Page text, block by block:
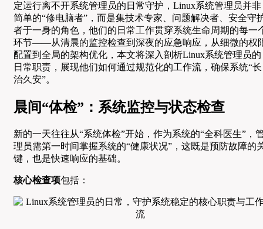
定运行离不开系统管理员的日常守护，Linux系统管理员并非
简单的“修电脑者”，而是集技术专家、问题解决者、安全守
者于一身的角色，他们的日常工作贯穿系统生命周期的每一
环节——从清晨的监控检查到深夜的应急响应，从细微的权
配置到全局的架构优化，本文将深入剖析Linux系统管理员的
日常职责，展现他们如何通过规范化的工作流，确保系统“长
治久安”。
晨间“体检”：系统监控与状态检查
新的一天往往从“系统体检”开始，作为系统的“全科医生”，
理员需第一时间掌握系统的“健康状况”，这既是预防故障的
键，也是快速响应的基础。
核心检查项包括：